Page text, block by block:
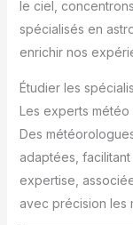
le ciel,
spécialisés en
enrichir nos
Étudier les
Les experts météo
Des
adaptées,
expertise,
avec précision les